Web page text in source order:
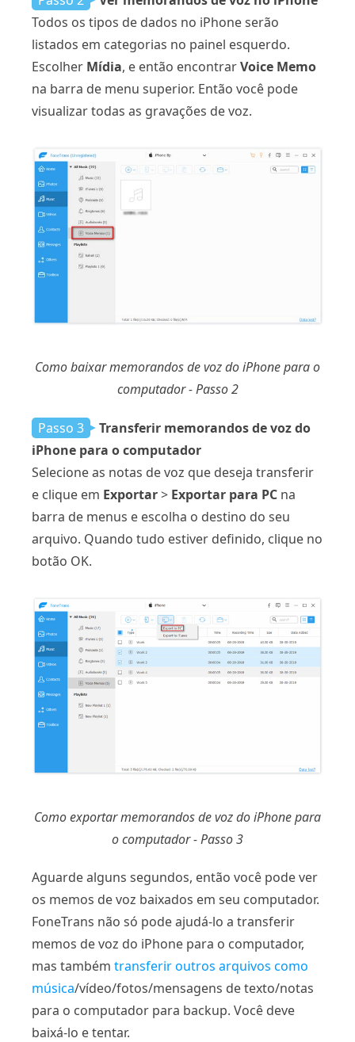
Todos os tipos de dados no iPhone serão
listados em categorias no painel esquerdo.
Escolher Mídia, e então encontrarVoice Memo
na barra de menu superior. Então você pode
visualizar todas as gravações de voz.
Como baixar memorandos de voz do iPhone para o
computador - Passo 2
Passo 3
Transferir memorandos de voz do
iPhone para o computador
Selecione as notas de voz que deseja transferir
e clique em Exportar> Exportar para PC na
barra de menus e escolha o destino do seu
arquivo. Quando tudo estiver definido, clique no
botão OK.
Como exportar memorandos de voz do iPhone para
o computador - Passo 3
Aguarde alguns segundos, então você pode ver
os memos de voz baixados em seu computador.
FoneTrans não só pode ajudá-lo a transferir
memos de voz do iPhone para o computador,
mas também transferir outros arquivos como
música/vídeo/fotos/mensagens de texto/notas
para o computador para backup. Você deve
baixá-lo e tentar.